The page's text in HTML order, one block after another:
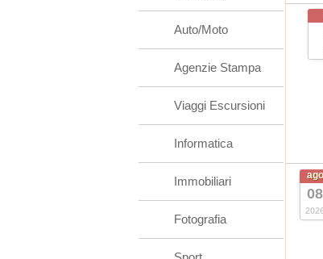
ago
08
Auto/Moto
Agenzie Stampa
Viaggi Escursioni
Informatica
Immobiliari
Fotografia